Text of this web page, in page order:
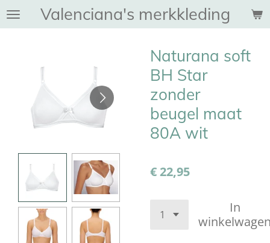
Ga
direct
hoofdinhoud
Valenciana's merkkleding
Naturana soft
BH Star
zonder
beugel maat
80A wit
€ 22,95
In